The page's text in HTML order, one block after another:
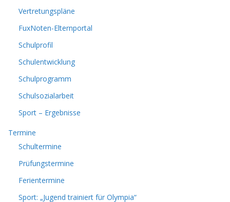
Vertretungspläne
FuxNoten-Elternportal
Schulprofil
Schulentwicklung
Schulprogramm
Schulsozialarbeit
Sport – Ergebnisse
Termine
Schultermine
Prüfungstermine
Ferientermine
Sport: „Jugend trainiert für Olympia“